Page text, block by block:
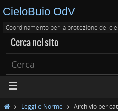
CieloBuio OdV
Coordinamento per la protezione del
Cerca nel sito
Leggi e Norme
Archivio per